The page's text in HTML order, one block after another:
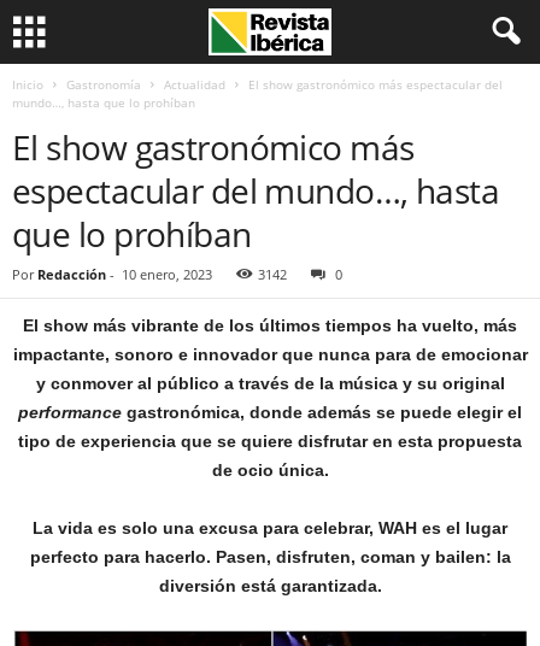
Inicio Gastronomía Actualidad
El show gastronómico más espectacular del
mundo…, hasta que lo prohíban
El show gastronómico más
espectacular del mundo…, hasta
que lo prohíban
Por Redacción - 10 enero, 2023 3142 0
El show más vibrante de los últimos tiempos ha vuelto, más
impactante, sonoro e innovador que nunca para de emocionar
y conmover al público a través de la música y su original
performance gastronómica, donde además se puede elegir el
tipo de experiencia que se quiere disfrutar en esta propuesta
de ocio única.
La vida es solo una excusa para celebrar, WAH es el lugar
perfecto para hacerlo. Pasen, disfruten, coman y bailen: la
diversión está garantizada.